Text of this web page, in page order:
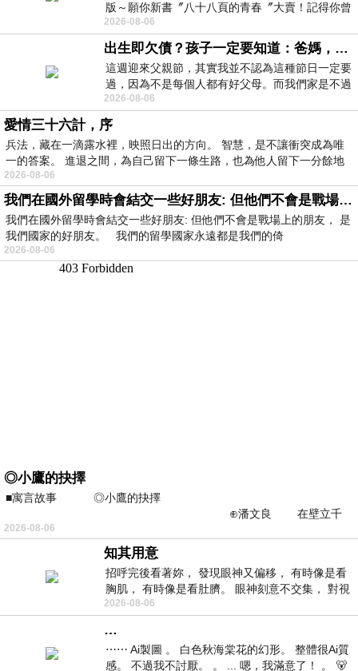
版～願你新書〞八十八頁的青春〞大賣！記得你曾
經在我的版留言…「好讚的圖^^感覺大家
2026-08-06
出生即欠債？孩子一定要知道：爸媽，其實我不欠你們
這週迎來父親節，其實我並不認為這種節日一定要
過，因為不是每個人都有好父母。而我們家是不過
節的，平時也沒什麼儀式感，生活趨近冷
2026-08-06
愛情三十六計，序
兵法，藏在一滴露水裡，映照日出的方向。 智慧，是不讓衝突成為唯
一的答案。 進退之間，為自己留下一條生路，也為他人留下一分餘地
2026-08-06
我們在國外留學時會結交一些好朋友: 但他們不會是戰場上的朋友
我們在國外留學時會結交一些好朋友: 但他們不會是戰場上的朋友， 是
我們國家的好朋友。 我們的留學國家永遠都是我們的倚
2026-08-06
◎小鷹的抉擇
■寓言故事 ◎小鷹的抉擇
⊕潘文良 在壁立千
仞的懸崖上，有一座遮天蔽
2026-08-06
知其用意
招呼完後看著妳， 發現眼神又偏移， 有時像是看
胸肌， 有時像是看肚臍。 眼神刻意不交集， 對視
視線不對齊， 讓我很難不
2026-08-06
…
⋯⋯ Ai製圖 。 白色秋海棠花的幻形。 整體很Ai質
感。 不過我不討厭。 。 ... 嗯，我滿意了！ 。 🐻